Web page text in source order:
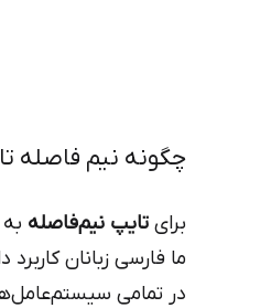
چگونه نیم فاصله
برای تایپ نیم‌فاصله
ما فارسی زبانان
در تمامی سیستم‌عامل‌ها